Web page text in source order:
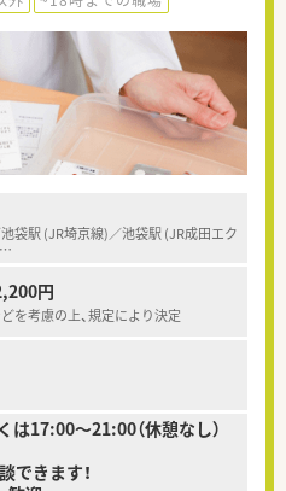
袋駅 (JR埼京線)／池袋駅 (JR成田エク
…
円
を考慮の上、規定により決定
は17:00～21:00（休憩なし）
できます！